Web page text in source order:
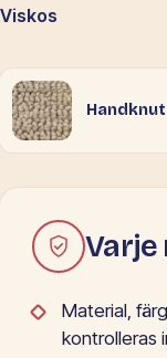
Viskos
Varje
Material,
kontrolleras